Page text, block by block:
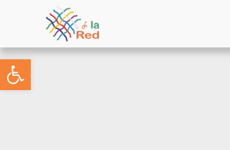
Abrir barra de herramientas